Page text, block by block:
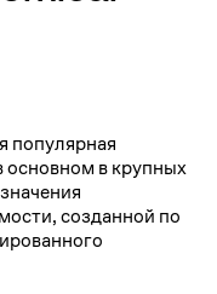
популярная
основном в крупных
созданной по